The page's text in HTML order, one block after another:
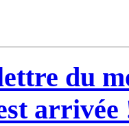
du
arrivée